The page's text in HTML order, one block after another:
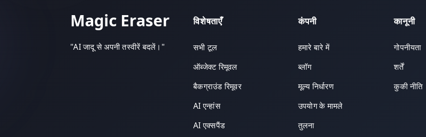
Magic Eraser
"AI जादू से अपनी तस्वीरें बदलें। "
विशेषताएँ
सभी टूल
ऑब्जेक्ट रिमूवल
बैकग्राउंड रिमूवर
AI एन्हांस
AI एक्सपैंड
कंपनी
हमारे बारे में
ब्लॉग
मूल्य निर्धारण
उपयोग के मामले
तुलना
कानूनी
गोपनीयता
शर्तें
कुकी नीति